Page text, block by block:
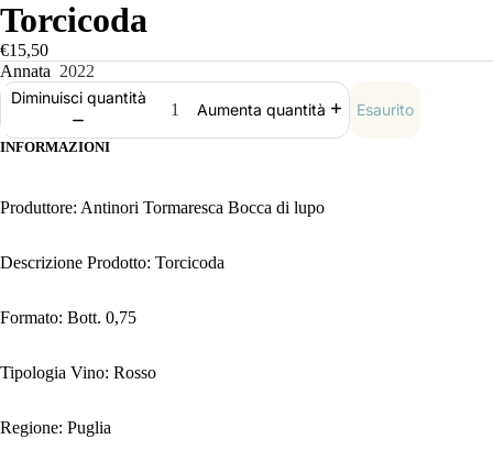
Torcicoda
€15,50
Annata 2022
Diminuisci quantità
Aumenta quantità Esaurito
INFORMAZIONI
Produttore: Antinori Tormaresca Bocca di lupo
Descrizione Prodotto: Torcicoda
Formato: Bott. 0,75
Tipologia Vino: Rosso
Regione: Puglia